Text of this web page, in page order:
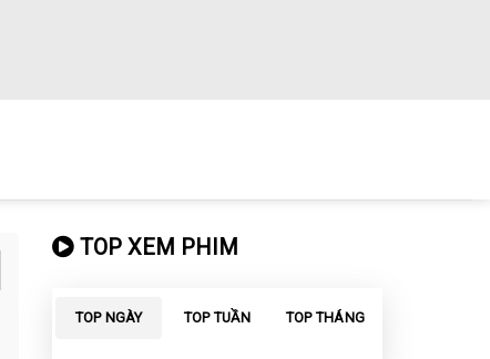
TOP XEM PHIM
TOP NGÀY TOP TUẦN TOP THÁNG